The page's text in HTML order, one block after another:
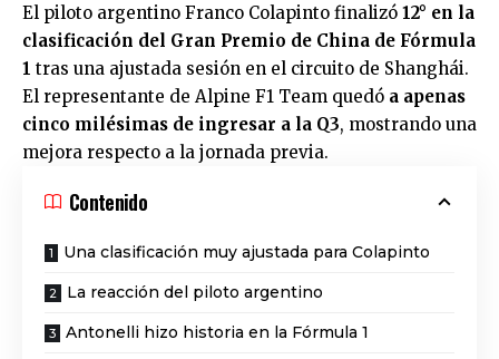
El piloto argentino Franco Colapinto finalizó 12° en la
clasificación del Gran Premio de China de Fórmula
1 tras una ajustada sesión en el circuito de Shanghái.
El representante de Alpine F1 Team quedó a apenas
cinco milésimas de ingresar a la Q3, mostrando una
mejora respecto a la jornada previa.
Contenido
Una clasificación muy ajustada para Colapinto
La reacción del piloto argentino
Antonelli hizo historia en la Fórmula 1